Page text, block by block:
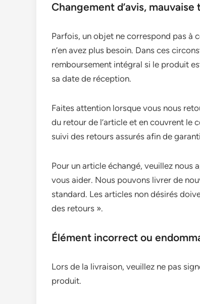
Changement d’avis,
Parfois, un objet ne correspond pas à
n’en avez plus besoin. Dans ces
remboursement intégral si le produit
sa date de réception.
Faites attention lorsque vous nous
du retour de l’article et en couvrent le
suivi des retours assurés afin de
Pour un article échangé, veuillez nous
vous aider. Nous pouvons livrer de
standard. Les articles non désirés
des retours ».
Élément incorrect ou
Lors de la livraison, veuillez ne pas
produit.